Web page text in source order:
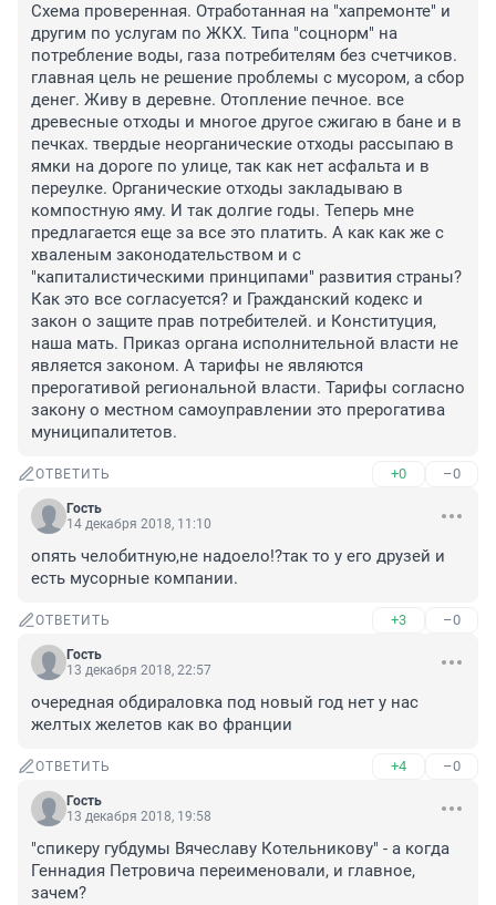
Схема проверенная. Отработанная на "хапремонте" и
другим по услугам по ЖКХ. Типа "соцнорм" на
потребление воды, газа потребителям без счетчиков.
главная цель не решение проблемы с мусором, а сбор
денег. Живу в деревне. Отопление печное. все
древесные отходы и многое другое сжигаю в бане и в
печках. твердые неорганические отходы рассыпаю в
ямки на дороге по улице, так как нет асфальта и в
переулке. Органические отходы закладываю в
компостную яму. И так долгие годы. Теперь мне
предлагается еще за все это платить. А как как же с
хваленым законодательством и с
"капиталистическими принципами" развития страны?
Как это все согласуется? и Гражданский кодекс и
закон о защите прав потребителей. и Конституция,
наша мать. Приказ органа исполнительной власти не
является законом. А тарифы не являются
прерогативой региональной власти. Тарифы согласно
закону о местном самоуправлении это прерогатива
муниципалитетов.
ОТВЕТИТЬ +0 –0
Гость
14 декабря 2018, 11:10
опять челобитную,не надоело!?так то у его друзей и
есть мусорные компании.
ОТВЕТИТЬ +3 –0
Гость
13 декабря 2018, 22:57
очередная обдираловка под новый год нет у нас
желтых желетов как во франции
ОТВЕТИТЬ +4 –0
Гость
13 декабря 2018, 19:58
"спикеру губдумы Вячеславу Котельникову" - а когда
Геннадия Петровича переименовали, и главное,
зачем?